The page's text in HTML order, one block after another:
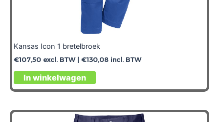
Kansas Icon 1 bretelbroek
€107,50 excl. BTW | €130,08 incl. BTW
In winkelwagen